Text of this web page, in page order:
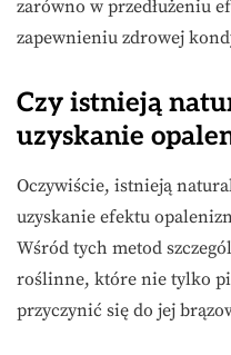
zarówno w przedłużeniu
zapewnieniu zdrowej
Czy istnieją
uzyskanie
Oczywiście, istnieją
uzyskanie efektu
Wśród tych metod
roślinne, które nie tylko
przyczynić się do jej